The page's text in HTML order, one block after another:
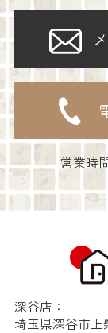
営業時
深谷店：
埼玉県深谷市上